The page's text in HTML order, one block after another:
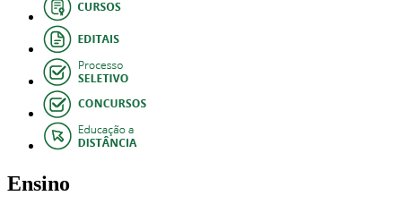
Ensino